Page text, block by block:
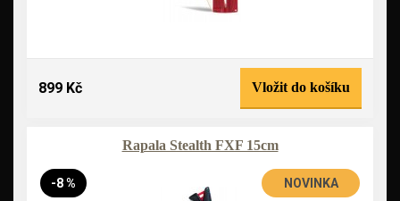
899 Kč Vložit do košíku
Rapala Stealth FXF 15cm
-8 % NOVINKA